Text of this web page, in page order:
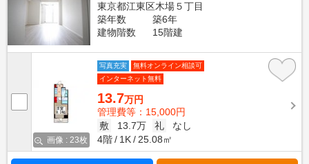
東京都江東区木場５丁目
築年数
築6年
建物階数
15階建
画像 : 23枚
写真充実
無料オンライン相談可
インターネット無料
13.7万円
管理費等：15,000円
敷
13.7万 礼
なし
4階
1K 25.08㎡